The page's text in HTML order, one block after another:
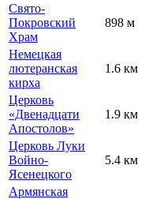
Свято-
Покровский
Храм
898 м
Немецкая
лютеранская
кирха
1.6 км
Церковь
«Двенадцати
Апостолов»
1.9 км
Церковь Луки
Войно-
Ясенецкого
5.4 км
Армянская